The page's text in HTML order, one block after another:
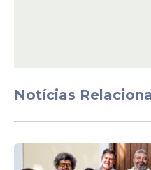
justiça.
afirmou que, até
Notícias